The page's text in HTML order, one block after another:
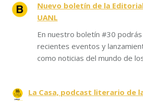
Nuevo boletín de la
UANL
En nuestro boletín #30
recientes eventos y
como noticias del mundo de
La Casa, podcast literario de